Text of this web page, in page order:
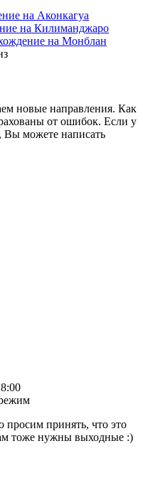
на Аконкагуа
на Килиманджаро
на Монблан
новые направления. Как
от ошибок. Если у
Вы можете написать
просим принять, что это
тоже нужны выходные :)